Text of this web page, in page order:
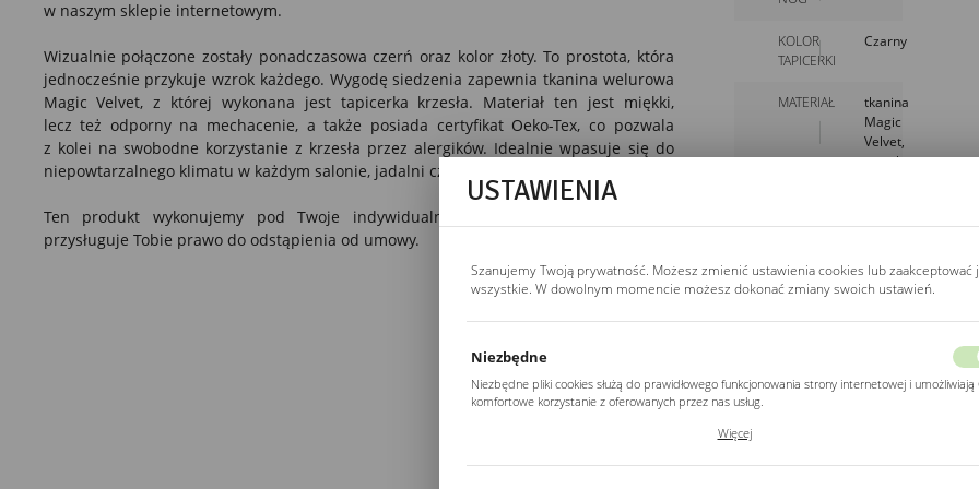
w naszym sklepie internetowym.
Wizualnie połączone zostały ponadczasowa czerń oraz kolor złoty. To prostota, która
jednocześnie przykuje wzrok każdego. Wygodę siedzenia zapewnia tkanina welurowa
Magic Velvet, z której wykonana jest tapicerka krzesła. Materiał ten jest miękki,
lecz też odporny na mechacenie, a także posiada certyfikat Oeko-Tex, co pozwala
z kolei na swobodne korzystanie z krzesła przez alergików. Idealnie wpasuje się do
niepowtarzalnego klimatu w każdym salonie, jadalni czy
Ten produkt wykonujemy pod Twoje indywidualne zamówienie - dlatego nie
przysługuje Tobie prawo do odstąpienia od umowy.
KOLOR
TAPICERKI
Czarny
MATERIAŁ
tkanina
Magic
Velvet,
metal
GŁĘBOKOŚĆ 57cm
SZEROKOŚĆ
44cm
USTAWIENIA
Szanujemy Twoją prywatność. Możesz zmienić ustawienia cookies lub zaakceptować
wszystkie. W dowolnym momencie możesz dokonać zmiany swoich ustawień.
Niezbędne
Niezbędne pliki cookies służą do prawidłowego funkcjonowania strony internetowej i umożliwiają
komfortowe korzystanie z oferowanych przez nas usług.
Twoich ustawień preferencji prywatności, logowania czy wypełniania formularzy. Dzięki plikom
Więcej